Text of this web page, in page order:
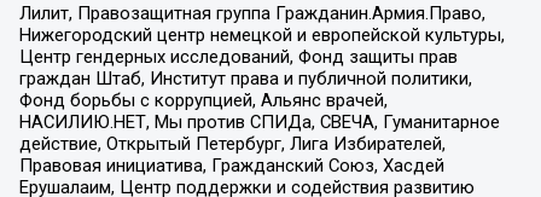
Лилит, Правозащитная группа Гражданин.Армия.Право,
Нижегородский центр немецкой и европейской культуры,
Центр гендерных исследований, Фонд защиты прав
граждан Штаб, Институт права и публичной политики,
Фонд борьбы с коррупцией, Альянс врачей,
НАСИЛИЮ.НЕТ, Мы против СПИДа, СВЕЧА, Гуманитарное
действие, Открытый Петербург, Лига Избирателей,
Правовая инициатива, Гражданский Союз, Хасдей
Ерушалаим, Центр поддержки и содействия развитию